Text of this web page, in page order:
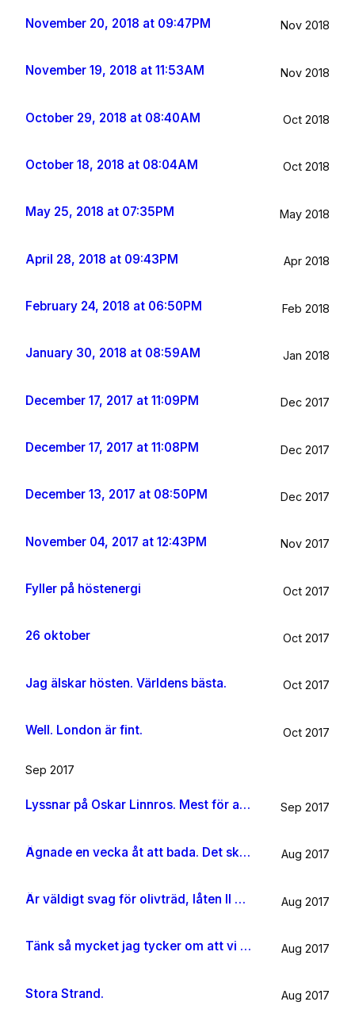
November 20, 2018 at 09:47PM Nov 2018
November 19, 2018 at 11:53AM Nov 2018
October 29, 2018 at 08:40AM Oct 2018
October 18, 2018 at 08:04AM Oct 2018
May 25, 2018 at 07:35PM May 2018
April 28, 2018 at 09:43PM Apr 2018
February 24, 2018 at 06:50PM Feb 2018
January 30, 2018 at 08:59AM Jan 2018
December 17, 2017 at 11:09PM Dec 2017
December 17, 2017 at 11:08PM Dec 2017
December 13, 2017 at 08:50PM Dec 2017
November 04, 2017 at 12:43PM Nov 2017
Fyller på höstenergi Oct 2017
26 oktober Oct 2017
Jag älskar hösten. Världens bästa. Oct 2017
Well. London är fint. Oct 2017
Sep 2017
Lyssnar på Oskar Linnros. Mest för att det känns rätt. Oavsett. Sep 2017
Ägnade en vecka åt att bada. Det ska jag göra någon mer gång i livet. Aug 2017
Är väldigt svag för olivträd, låten Il mondo och motljus som möter vacker utsikt. Så lever lite på känslan av Grekland ett tag till. Aug 2017
Tänk så mycket jag tycker om att vi har kossor på vägen till sommarhuset. Aug 2017
Stora Strand. Aug 2017